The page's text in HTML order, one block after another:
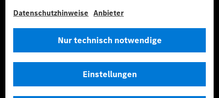
Technische Support-Hotline Kontakt Standorte
Rechtliche Hinweise
Einstellungen